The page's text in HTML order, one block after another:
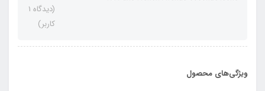
(دیدگاه 1
کاربر)
ویژگی‌های محصول